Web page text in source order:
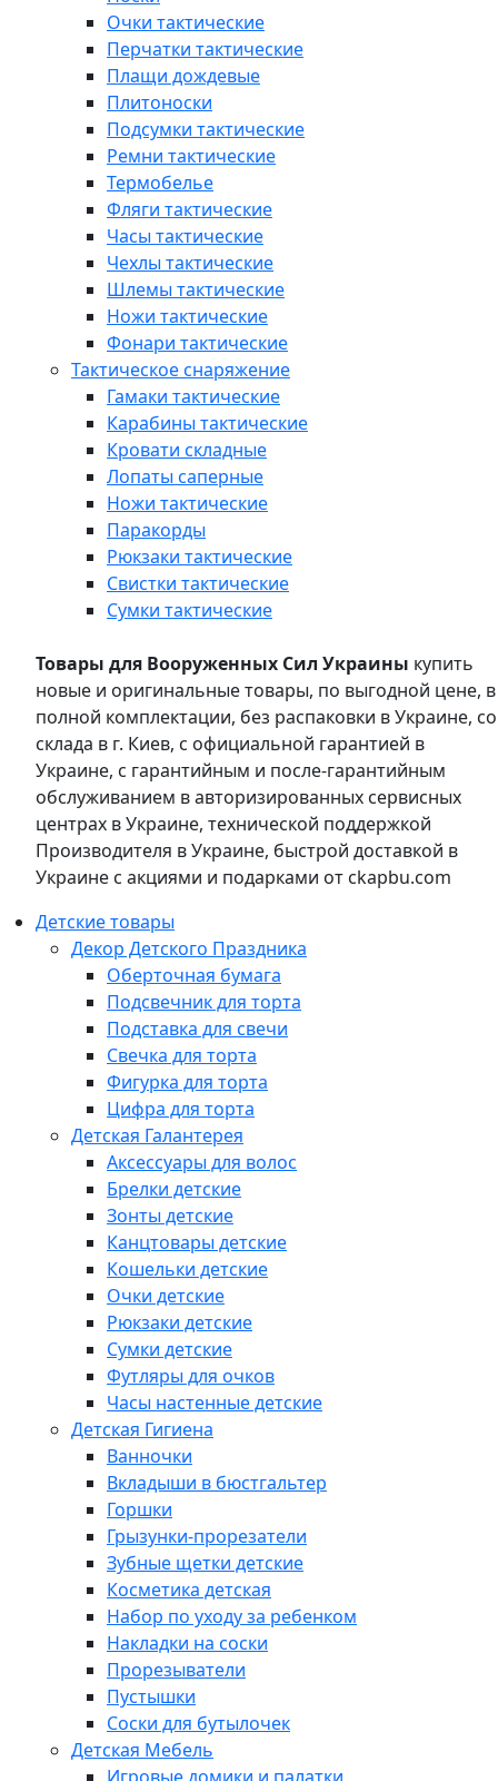
Очки тактические
Перчатки тактические
Плащи дождевые
Плитоноски
Подсумки тактические
Ремни тактические
Термобелье
Фляги тактические
Часы тактические
Чехлы тактические
Шлемы тактические
Ножи тактические
Фонари тактические
Тактическое снаряжение
Гамаки тактические
Карабины тактические
Кровати складные
Лопаты саперные
Ножи тактические
Паракорды
Рюкзаки тактические
Свистки тактические
Сумки тактические
Товары для Вооруженных Сил Украины купить
новые и оригинальные товары, по выгодной цене, в
полной комплектации, без распаковки в Украине, со
склада в г. Киев, с официальной гарантией в
Украине, с гарантийным и после-гарантийным
обслуживанием в авторизированных сервисных
центрах в Украине, технической поддержкой
Производителя в Украине, быстрой доставкой в
Украине с акциями и подарками от ckapbu.com
Детские товары
Декор Детского Праздника
Оберточная бумага
Подсвечник для торта
Подставка для свечи
Свечка для торта
Фигурка для торта
Цифра для торта
Детская Галантерея
Аксессуары для волос
Брелки детские
Зонты детские
Канцтовары детские
Кошельки детские
Очки детские
Рюкзаки детские
Сумки детские
Футляры для очков
Часы настенные детские
Детская Гигиена
Ванночки
Вкладыши в бюстгальтер
Горшки
Грызунки-прорезатели
Зубные щетки детские
Косметика детская
Набор по уходу за ребенком
Накладки на соски
Прорезыватели
Пустышки
Соски для бутылочек
Детская Мебель